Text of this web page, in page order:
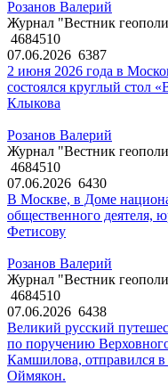
Розанов Валерий
Журнал "Вестник
4684510
07.06.2026 6387
2 июня 2026 года в
состоялся круглый стол
Клыкова
Розанов Валерий
Журнал "Вестник
4684510
07.06.2026 6430
В Москве, в Доме
общественного деятеля,
Фетисову
Розанов Валерий
Журнал "Вестник
4684510
07.06.2026 6438
Великий русский
по поручению
Камшилова, отправился
Оймякон.